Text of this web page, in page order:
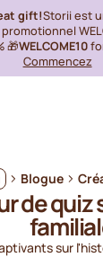
gift!Storii est
🎁WELCOME10
Commencez
Blogue
de quiz
sur